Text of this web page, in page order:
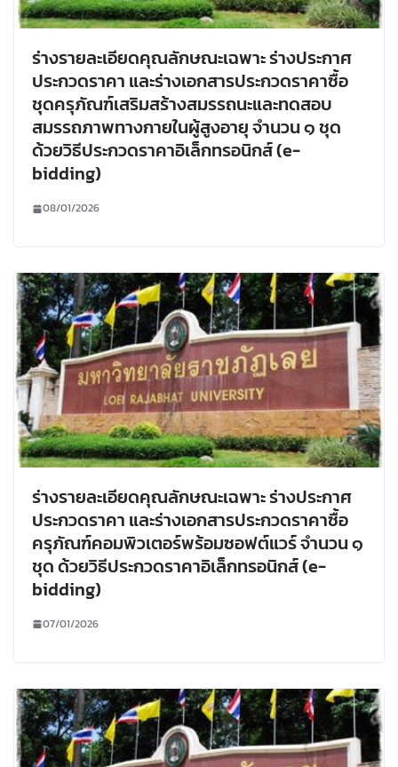
ร่างรายละเอียดคุณลักษณะเฉพาะ ร่างประกาศ
ประกวดราคา และร่างเอกสารประกวดราคาซื้อ
ชุดครุภัณฑ์เสริมสร้างสมรรถนะและทดสอบ
สมรรถภาพทางกายในผู้สูงอายุ จำนวน ๑ ชุด
ด้วยวิธีประกวดราคาอิเล็กทรอนิกส์ (e-
bidding)
08/01/2026
ร่างรายละเอียดคุณลักษณะเฉพาะ ร่างประกาศ
ประกวดราคา และร่างเอกสารประกวดราคาซื้อ
ครุภัณฑ์คอมพิวเตอร์พร้อมซอฟต์แวร์ จำนวน ๑
ชุด ด้วยวิธีประกวดราคาอิเล็กทรอนิกส์ (e-
bidding)
07/01/2026